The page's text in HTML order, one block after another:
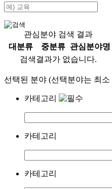
관심분야 검색 결과
대분류
중분류
관심분야명
검색결과가 없습니다.
선택된 분야 (선택분야는 최
카테고리
카테고리
카테고리